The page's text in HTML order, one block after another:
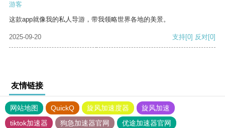
游客
这款app就像我的私人导游，带我领略世界各地的美景。
2025-09-20 支持[0] 反对[0]
友情链接
网站地图 QuickQ 旋风加速度器
旋风加速
tiktok加速器
狗急加速器官网
优途加速器官网